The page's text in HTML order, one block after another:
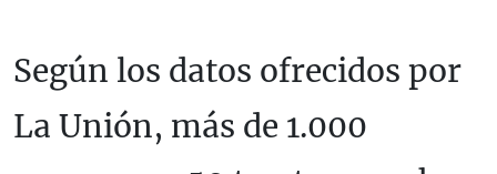
Según los datos ofrecidos por
La Unión, más de 1.000